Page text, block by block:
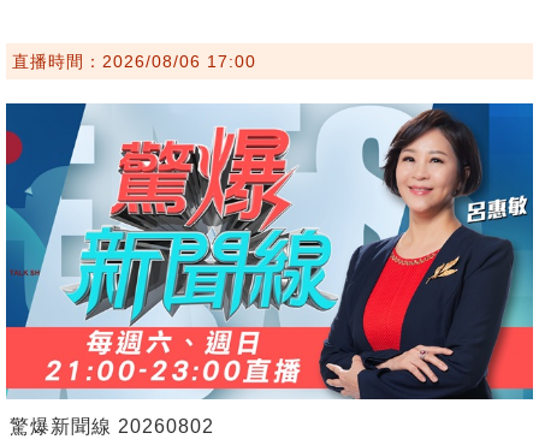
直播時間：2026/08/06 17:00
驚爆新聞線 20260802